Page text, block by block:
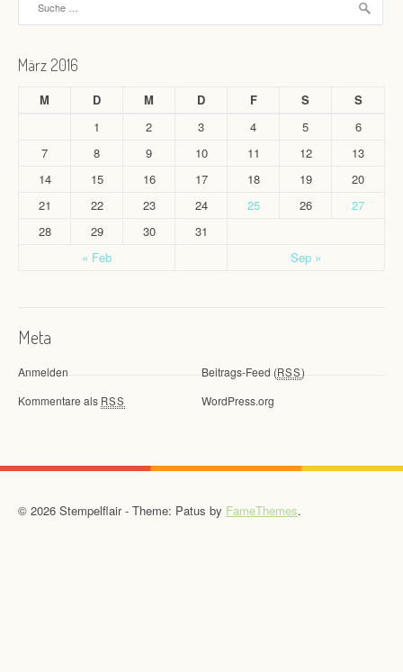
März 2016
M D M D F S S
« Feb Sep »
1 2 3 4 5
6
7
8 9 10 11 12
13
14
15 16 17 18 19
20
21
22 23 24 25 26
27
28
29 30 31
Meta
Anmelden Beitrags-Feed (RSS)
Kommentare als RSS WordPress.org
© 2026 Stempelflair - Theme: Patus by FameThemes.